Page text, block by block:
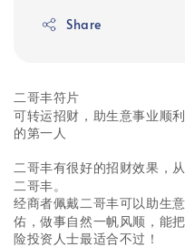
Share
二哥丰符片
可转运招财，助生意事业顺利
的第一人
二哥丰有很好的招财效果，
二哥丰。
经商者佩戴二哥丰可以助生
佑，做事自然一帆风顺，能
险投资人士最适合不过！